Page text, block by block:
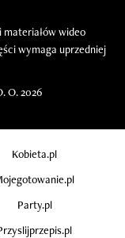
materiałów wideo
wymaga uprzedniej
O. 2026
Kobieta.pl
Party.pl